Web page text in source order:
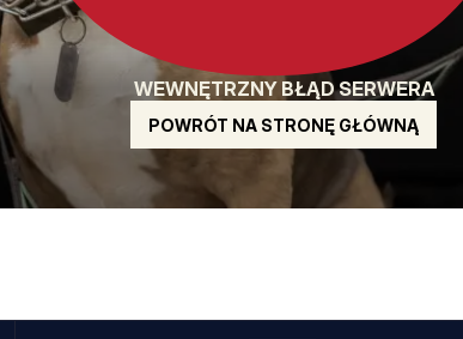
WEWNĘTRZNY BŁĄD SERWERA
POWRÓT NA STRONĘ GŁÓWNĄ